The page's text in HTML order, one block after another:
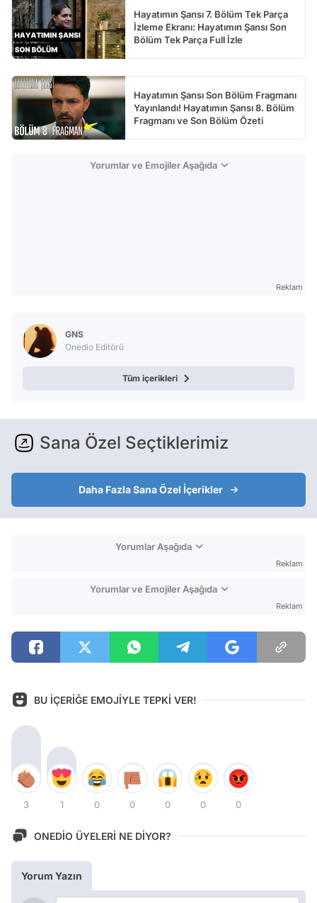
Hayatımın Şansı 7. Bölüm Tek Parça
İzleme Ekranı: Hayatımın Şansı Son
Bölüm Tek Parça Full İzle
Hayatımın Şansı Son Bölüm Fragmanı
Yayınlandı! Hayatımın Şansı 8. Bölüm
Fragmanı ve Son Bölüm Özeti
Yorumlar ve Emojiler Aşağıda
Reklam
GNS
Onedio Editörü
Tüm içerikleri
Sana Özel Seçtiklerimiz
Daha Fazla Sana Özel İçerikler
Yorumlar Aşağıda
Reklam
Yorumlar ve Emojiler Aşağıda
Reklam
BU İÇERİĞE EMOJİYLE TEPKİ VER!
3 1 0 0 0 0 0
ONEDİO ÜYELERİ NE DİYOR?
Yorum Yazın